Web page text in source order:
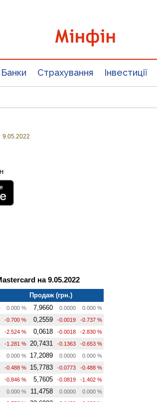
Банки Страхування Інвестиції
9.05.2022
на 9.05.2022
Продаж (грн.)
0.000 % 7,9660 0.0000 0.000 %
-0.700 % 0,2559 -0.0019 -0.737 %
-2.524 % 0,0618 -0.0018 -2.830 %
-1.281 % 20,7431 -0.1363 -0.653 %
0.000 % 17,2089 0.0000 0.000 %
-0.488 % 15,7783 -0.0773 -0.488 %
-0.846 % 5,7605 -0.0819 -1.402 %
0.000 % 11,4758 0.0000 0.000 %